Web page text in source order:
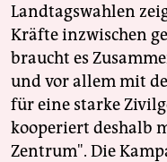
Landtagswahlen
Kräfte inzwischen
braucht es
und vor allem mit
für eine starke
kooperiert deshalb
Zentrum". Die